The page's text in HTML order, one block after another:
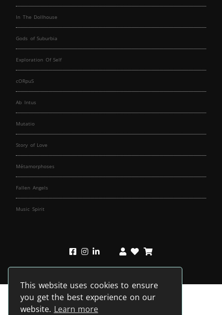
This website uses cookies to ensure
you get the best experience on our
website. Learn more
In The Dollhouse
Gods of Suburbia
Exploration Of Self
cORpuS
Ab Intus
Mutatio
Story of Love
Métamorphoses
Fallen Angels
Music Spirit